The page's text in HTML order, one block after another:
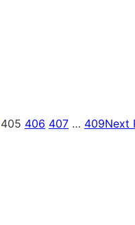
405 406 407 … 409Next